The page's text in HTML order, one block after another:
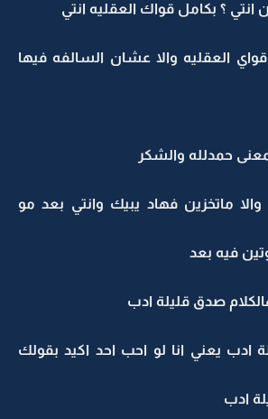
؟ بكامل قواك العقليه انتي
العقليه والا عشان السالفه فيها
حمدلله والشكر
ماتخزين فهاد يبيك وانتي بعد مو
فيه بعد
صدق قليلة ادب
ادب يعني انا لو احب احد اكيد بقولك
ادب